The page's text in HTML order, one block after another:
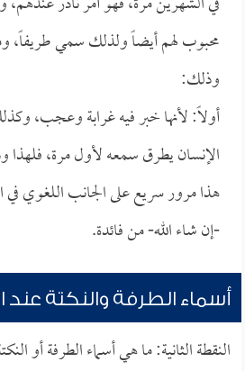
محبوب لهم أيضاً ولذلك سمي طريفاً،
وذلك:
أولاً: لأنها خبر فيه غرابة وعجب،
الإنسان يطرق سمعه لأول مرة،
هذا مرور سريع على الجانب اللغوي
-إن شاء الله- من فائدة.
أسماء الطرفة والنكتة عند
النقطة الثانية: ما هي أسماء الطرفة أو